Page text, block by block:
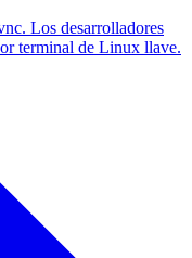
Los desarrolladores
terminal de Linux llave.